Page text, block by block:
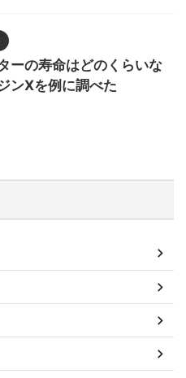
ーの寿命はどのくらいな
ンXを例に調べた